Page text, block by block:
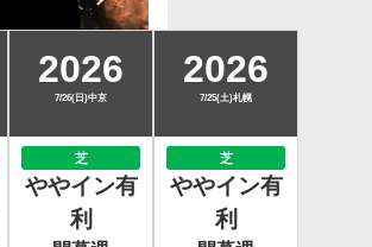
2026
7/26(日)中京
芝
ややイン有
利
2026
7/25(土)札幌
芝
ややイン有
利